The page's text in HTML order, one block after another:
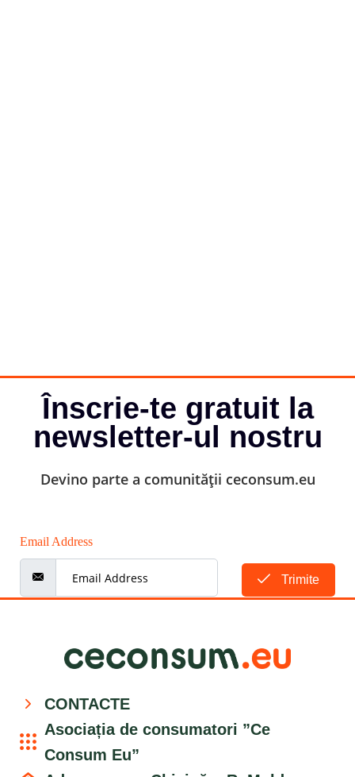
Înscrie-te gratuit la
newsletter-ul nostru
Devino parte a comunității ceconsum.eu
Email Address
Trimite
CONTACTE
Asociația de consumatori ”Ce
Consum Eu”